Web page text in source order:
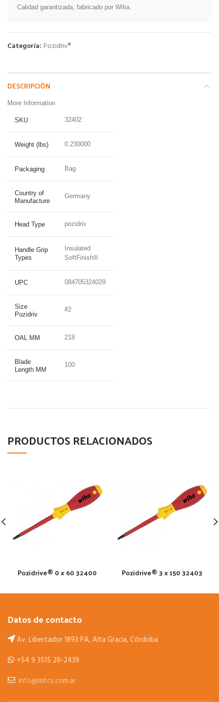
Calidad garantizada, fabricado por Wiha.
Categoría: Pozidriv®
DESCRIPCIÓN
More Information
SKU 32402
Weight (lbs) 0.230000
Packaging Bag
Country of
Manufacture
Germany
Head Type pozidriv
Handle Grip
Types
Insulated
SoftFinish®
UPC 084705324029
Size
Pozidriv
#2
OAL MM 218
Blade
Length MM
100
PRODUCTOS RELACIONADOS
Pozidrive® 0 x 60 32400 Pozidrive® 3 x 150 32403
Datos de contacto
Av. Libertador 1893 PA, Alta Gracia, Córdoba
+54 9 3515 28-2439
info@mtcs.com.ar